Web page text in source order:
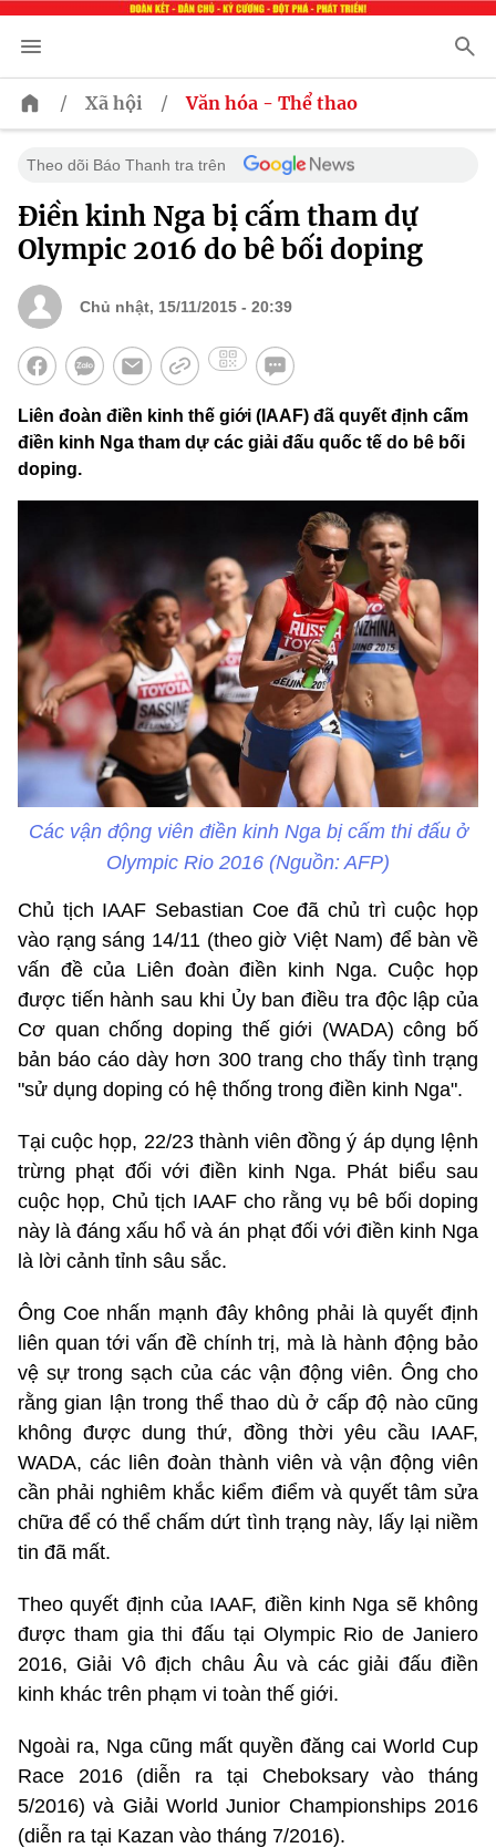
/ Xã hội / Văn hóa - Thể thao
Theo dõi Báo Thanh tra trên
Điền kinh Nga bị cấm tham dự
Olympic 2016 do bê bối doping
Chủ nhật, 15/11/2015 - 20:39
Liên đoàn điền kinh thế giới (IAAF) đã quyết định cấm
điền kinh Nga tham dự các giải đấu quốc tế do bê bối
doping.
Các vận động viên điền kinh Nga bị cấm thi đấu ở
Olympic Rio 2016 (Nguồn: AFP)
Chủ tịch IAAF Sebastian Coe đã chủ trì cuộc họp
vào rạng sáng 14/11 (theo giờ Việt Nam) để bàn về
vấn đề của Liên đoàn điền kinh Nga. Cuộc họp
được tiến hành sau khi Ủy ban điều tra độc lập của
Cơ quan chống doping thế giới (WADA) công bố
bản báo cáo dày hơn 300 trang cho thấy tình trạng
"sử dụng doping có hệ thống trong điền kinh Nga".
Tại cuộc họp, 22/23 thành viên đồng ý áp dụng lệnh
trừng phạt đối với điền kinh Nga. Phát biểu sau
cuộc họp, Chủ tịch IAAF cho rằng vụ bê bối doping
này là đáng xấu hổ và án phạt đối với điền kinh Nga
là lời cảnh tỉnh sâu sắc.
Ông Coe nhấn mạnh đây không phải là quyết định
liên quan tới vấn đề chính trị, mà là hành động bảo
vệ sự trong sạch của các vận động viên. Ông cho
rằng gian lận trong thể thao dù ở cấp độ nào cũng
không được dung thứ, đồng thời yêu cầu IAAF,
WADA, các liên đoàn thành viên và vận động viên
cần phải nghiêm khắc kiểm điểm và quyết tâm sửa
chữa để có thể chấm dứt tình trạng này, lấy lại niềm
tin đã mất.
Theo quyết định của IAAF, điền kinh Nga sẽ không
được tham gia thi đấu tại Olympic Rio de Janiero
2016, Giải Vô địch châu Âu và các giải đấu điền
kinh khác trên phạm vi toàn thế giới.
Ngoài ra, Nga cũng mất quyền đăng cai World Cup
Race 2016 (diễn ra tại Cheboksary vào tháng
5/2016) và Giải World Junior Championships 2016
(diễn ra tại Kazan vào tháng 7/2016).